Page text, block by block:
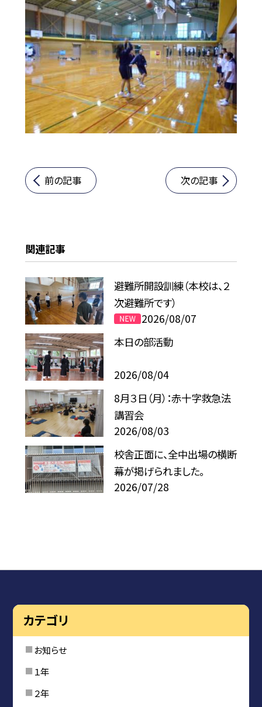
前の記事 次の記事
関連記事
避難所開設訓練（本校は、２
次避難所です）
2026/08/07
本日の部活動
2026/08/04
8月３日（月）：赤十字救急法
講習会
2026/08/03
校舎正面に、全中出場の横断
幕が掲げられました。
2026/07/28
カテゴリ
お知らせ
１年
２年